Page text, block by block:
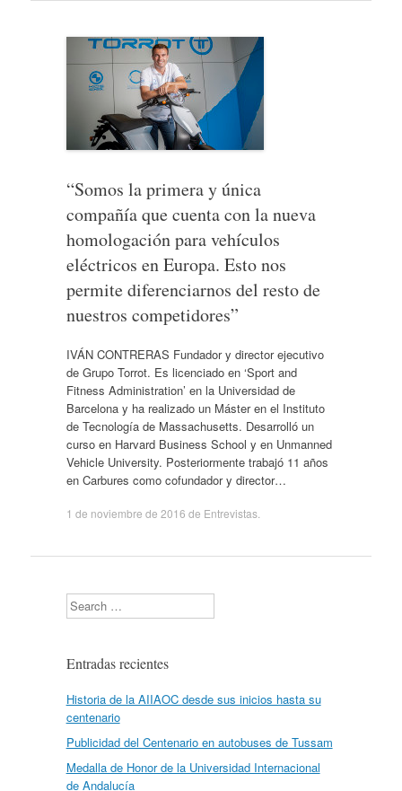
“Somos la primera y única
compañía que cuenta con la nueva
homologación para vehículos
eléctricos en Europa. Esto nos
permite diferenciarnos del resto de
nuestros competidores”
IVÁN CONTRERAS Fundador y director ejecutivo
de Grupo Torrot. Es licenciado en ‘Sport and
Fitness Administration’ en la Universidad de
Barcelona y ha realizado un Máster en el Instituto
de Tecnología de Massachusetts. Desarrolló un
curso en Harvard Business School y en Unmanned
Vehicle University. Posteriormente trabajó 11 años
en Carbures como cofundador y director…
1 de noviembre de 2016 de Entrevistas.
Search
Entradas recientes
Historia de la AIIAOC desde sus inicios hasta su
centenario
Publicidad del Centenario en autobuses de Tussam
Medalla de Honor de la Universidad Internacional
de Andalucía